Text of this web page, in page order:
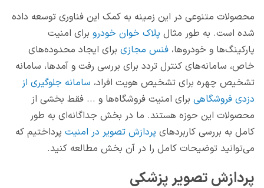
محصولات متنوعی در این زمینه به کمک این فناوری توسعه داده
شده است. به طور مثال پلاک خوان خودرو برای امنیت
پارکینگ‌ها و خودروها، فنس مجازی برای ایجاد محدوده‌های
خاص، سامانه‌های کنترل تردد برای بررسی رفت و آمدها، سامانه
تشخیص چهره برای تشخیص هویت افراد، سامانه جلوگیری از
دزدی فروشگاهی برای امنیت فروشگاه‌ها و ... فقط بخشی از
محصولات این حوزه هستند. ما در بخش جداگانه‌ای به طور
کامل به بررسی کاربردهای پردازش تصویر در امنیت پرداختیم که
می‌توانید توضیحات کامل را در آن بخش مطالعه کنید.
پردازش تصویر پزشکی